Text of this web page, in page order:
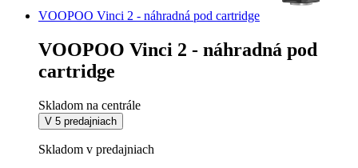
VOOPOO Vinci 2 - náhradná pod cartridge
VOOPOO Vinci 2 - náhradná pod
cartridge
Skladom na centrále
V 5 predajniach
Skladom v predajniach